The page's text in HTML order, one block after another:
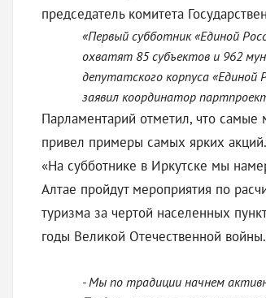
председатель комитета
«Первый субботник «Единой
охватят 85 субъектов и 962
депутатского корпуса «Единой
заявил координатор
Парламентарий отметил, что самые
привел примеры самых ярких акций.
«На субботнике в Иркутске мы
Алтае пройдут мероприятия по
туризма за чертой населенных
годы Великой Отечественной
- Мы по традиции начнем